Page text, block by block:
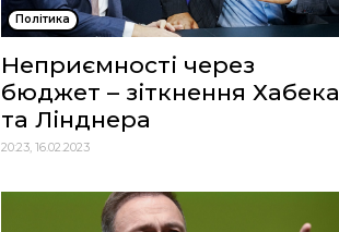
Політика
Неприємності через
бюджет – зіткнення Хабека
та Лінднера
20:23, 16.02.2023